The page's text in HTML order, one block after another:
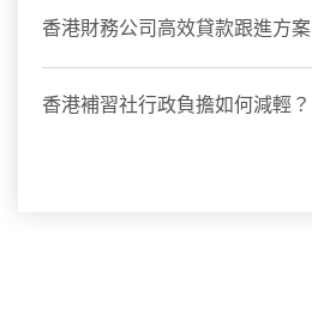
香港財務公司高效貸款跟進方案
香港補習社行政負擔如何減輕？